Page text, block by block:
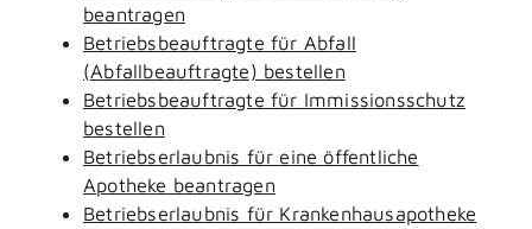
beantragen
Betriebsbeauftragte für Abfall
(Abfallbeauftragte) bestellen
Betriebsbeauftragte für Immissionsschutz
bestellen
Betriebserlaubnis für eine öffentliche
Apotheke beantragen
Betriebserlaubnis für Krankenhausapotheke